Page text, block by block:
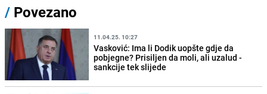
/ Povezano
11.04.25. 10:27
Vasković: Ima li Dodik uopšte gdje da
pobjegne? Prisiljen da moli, ali uzalud -
sankcije tek slijede